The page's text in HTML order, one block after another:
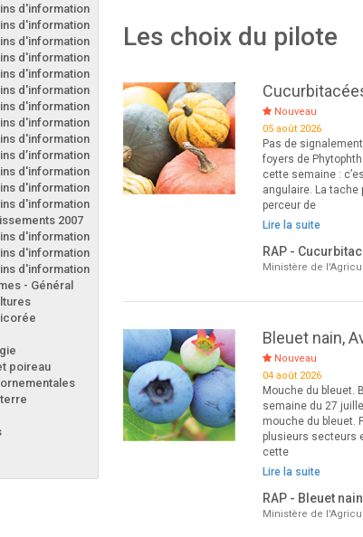
d'information 2020
d'information 2019
d'information 2018
d'information 2017
d'information 2016
d'information 2015
d'information 2014
d'information 2013
d'information 2012
d’information 2011
d'information 2010
d'information 2009
d'information 2008
2007
d'information 2007
d'information 2006
d'information 2005
- Général
poireau
Les choix du pilote
Nouveau
05 août 2026
Pas de
foyers de
cette semaine :
angulaire. La
perceur de
Lire la suite
RAP -
Ministère de
Bleuet nain,
Nouveau
04 août 2026
Mouche du bleuet.
semaine du 27
mouche du bleuet.
plusieurs secteurs
cette
Lire la suite
RAP - Bleuet nain
Ministère de